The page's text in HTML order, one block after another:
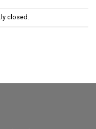
closed.